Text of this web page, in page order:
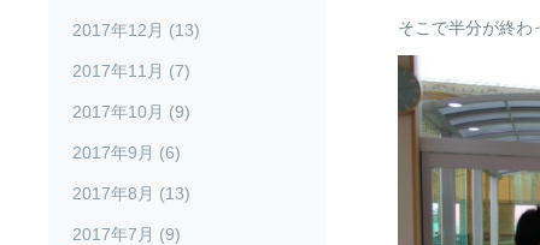
そこで半分が終わ
2017年12月 (13)
2017年11月 (7)
2017年10月 (9)
2017年9月 (6)
2017年8月 (13)
2017年7月 (9)